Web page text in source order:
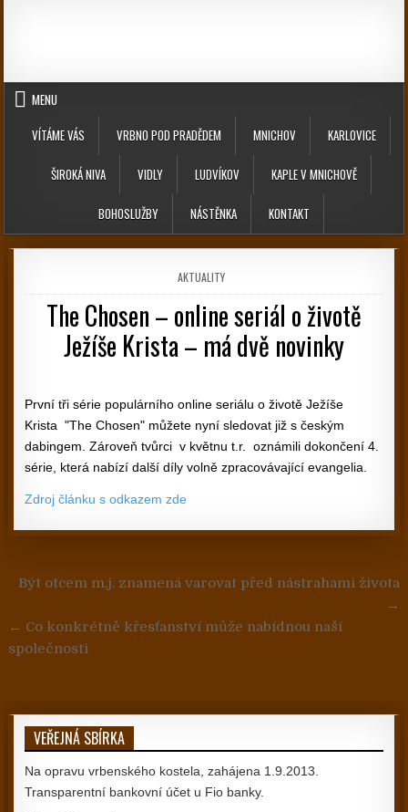
MENU
VÍTÁME VÁS
VRBNO POD PRADĚDEM MNICHOV KARLOVICE
ŠIROKÁ NIVA VIDLY LUDVÍKOV KAPLE V MNICHOVĚ
BOHOSLUŽBY NÁSTĚNKA KONTAKT
POSTED IN
AKTUALITY
The Chosen – online seriál o životě
Ježíše Krista – má dvě novinky
První tři série populárního online seriálu o životě Ježíše
Krista "The Chosen" můžete nyní sledovat již s českým
dabingem. Zároveň tvůrci v květnu t.r. oznámili dokončení 4.
série, která nabízí další díly volně zpracovávající evangelia.
Zdroj článku s odkazem zde
Navigace pro příspěvek
Být otcem m.j. znamená varovat před nástrahami života
→
← Co konkrétně křesťanství může nabídnou naší
společnosti
VEŘEJNÁ SBÍRKA
Na opravu vrbenského kostela, zahájena 1.9.2013.
Transparentní bankovní účet u Fio banky.